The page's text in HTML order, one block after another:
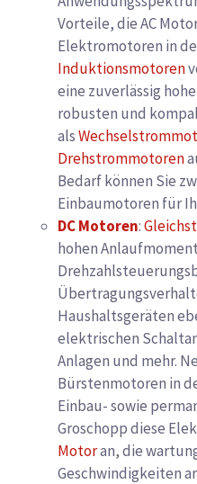
Vorteile, die AC
Elektromotoren in
Induktionsmotoren
eine zuverlässig
robusten und
als
Drehstrommotoren
Bedarf können Sie
Einbaumotoren für
DC Motoren:
hohen
Haushaltsgeräten
elektrischen
Anlagen und mehr.
Bürstenmotoren in
Einbau- sowie
Groschopp diese
Motoran, die
Geschwindigkeiten